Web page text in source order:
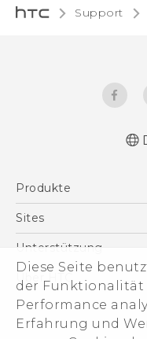
Diese Seite
der Funktionalität
Performance
Erfahrung und
Support
Produkte
Smartphones
VIVE
Zubehör
Sites
HTC Dev
HTC Vive
Unterstützung
Unterstützung
eCommerce Support
Über HTC
ESG
Impressum